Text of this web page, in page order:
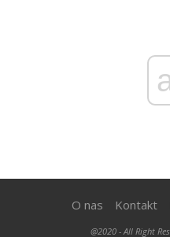
O nas Kontakt
@2020 - All Right